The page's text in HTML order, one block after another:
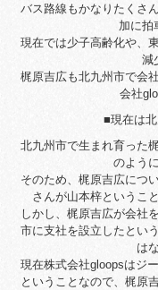
バス路線もかなりたくさ
加に拍
現在では少子高齢化や、
減
梶原吉広も北九州市で会
会社
■現在は
北九州市で生まれ育った
のよう
そのため、梶原吉広につ
さんが山本梓というこ
しかし、梶原吉広が会社
市に支社を設立したとい
は
現在株式会社gloopsはジ
ということなので、梶原